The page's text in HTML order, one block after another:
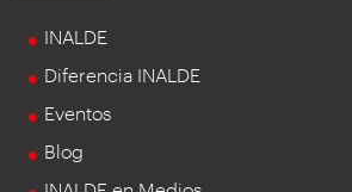
INALDE
Diferencia INALDE
Eventos
Blog